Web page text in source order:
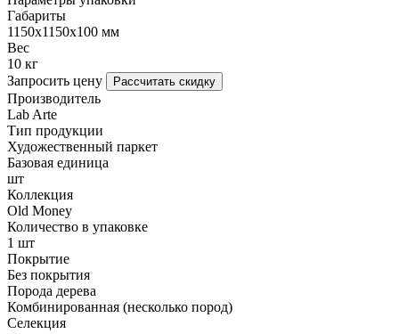
Габариты
1150х1150х100 мм
Вес
10 кг
Запросить цену
Рассчитать скидку
Производитель
Lab Arte
Тип продукции
Художественный паркет
Базовая единица
шт
Коллекция
Old Money
Количество в упаковке
1 шт
Покрытие
Без покрытия
Порода дерева
Комбинированная (несколько пород)
Селекция